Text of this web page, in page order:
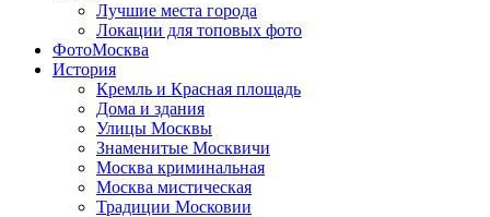
Лучшие места города
Локации для топовых фото
ФотоМосква
История
Кремль и Красная площадь
Дома и здания
Улицы Москвы
Знаменитые Москвичи
Москва криминальная
Москва мистическая
Традиции Московии